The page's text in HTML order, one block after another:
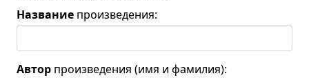
Название произведения:
Автор произведения (имя и фамилия):